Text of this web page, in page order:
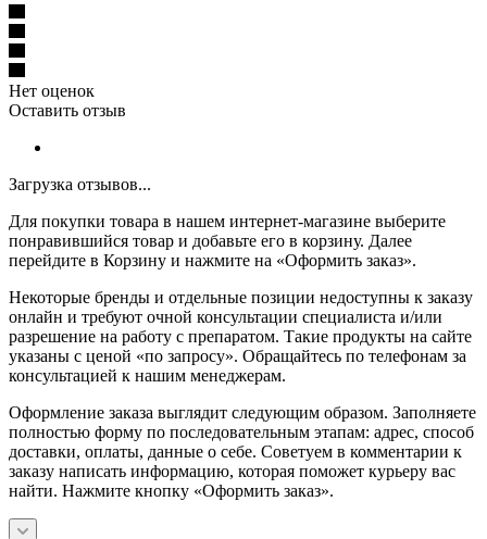
Нет оценок
Оставить отзыв
Загрузка отзывов...
Для покупки товара в нашем интернет-магазине выберите
понравившийся товар и добавьте его в корзину. Далее
перейдите в Корзину и нажмите на «Оформить заказ».
Некоторые бренды и отдельные позиции недоступны к заказу
онлайн и требуют очной консультации специалиста и/или
разрешение на работу с препаратом. Такие продукты на сайте
указаны с ценой «по запросу». Обращайтесь по телефонам за
консультацией к нашим менеджерам.
Оформление заказа выглядит следующим образом. Заполняете
полностью форму по последовательным этапам: адрес, способ
доставки, оплаты, данные о себе. Советуем в комментарии к
заказу написать информацию, которая поможет курьеру вас
найти. Нажмите кнопку «Оформить заказ».